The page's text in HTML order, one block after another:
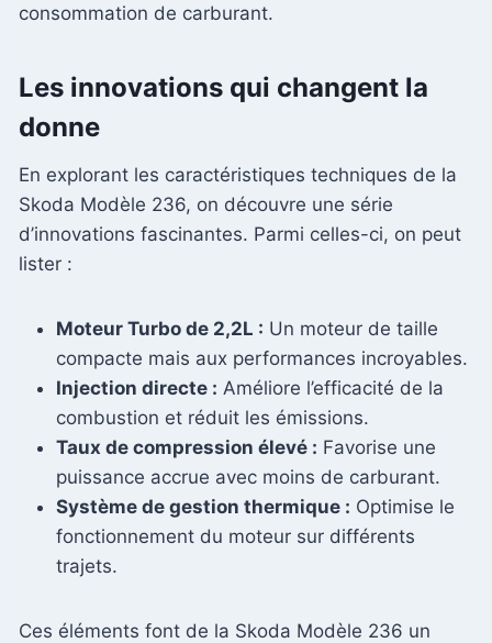
consommation de carburant.
Les innovations qui changent la
donne
En explorant les caractéristiques techniques de la
Skoda Modèle 236, on découvre une série
d’innovations fascinantes. Parmi celles-ci, on peut
lister :
Moteur Turbo de 2,2L : Un moteur de taille
compacte mais aux performances incroyables.
Injection directe : Améliore l’efficacité de la
combustion et réduit les émissions.
Taux de compression élevé : Favorise une
puissance accrue avec moins de carburant.
Système de gestion thermique : Optimise le
fonctionnement du moteur sur différents
trajets.
Ces éléments font de la Skoda Modèle 236 un